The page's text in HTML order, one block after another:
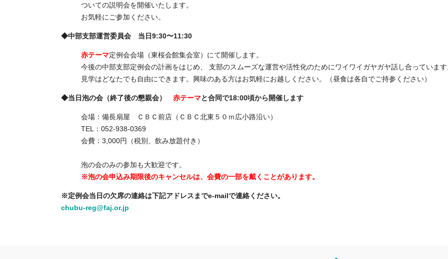
ついての説明会を開催いたします。
お気軽にご参加ください。
◆中部支部運営委員会 当日9:30〜11:30
赤テーマ定例会会場（東桜会館集会室）にて開催します。
今後の中部支部定例会の計画をはじめ、 支部のスムーズな運営や活性化のためにワイワイガヤガヤ話し合っていま
見学はどなたでも自由にできます。興味のある方はお気軽にお越しください。（昼食は各自でご持参ください）
◆当日泡の会（終了後の懇親会） 赤テーマと合同で18:00頃から開催します
会場：備長扇屋 ＣＢＣ前店（ＣＢＣ北東５０ｍ広小路沿い）
TEL：052-938-0369
会費：3,000円（税別、飲み放題付き）
泡の会のみの参加も大歓迎です。
※泡の会申込み期限後のキャンセルは、会費の一部を戴くことがあります。
※定例会当日の欠席の連絡は下記アドレスまでe-mailで連絡ください。
chubu-reg@faj.or.jp